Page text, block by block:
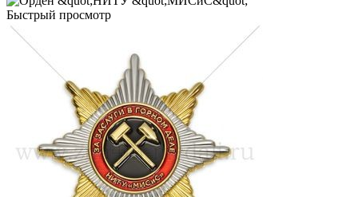
Быстрый просмотр